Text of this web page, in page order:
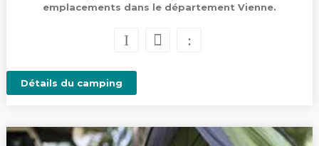
emplacements dans le département Vienne.
Détails du camping